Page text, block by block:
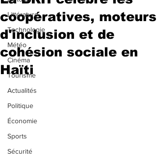
Littérature
Technologie
Météo
Cinéma
Tourisme
Actualités
Politique
Économie
Sports
Sécurité
coopératives, moteurs
d'inclusion et de
cohésion sociale en
Haïti